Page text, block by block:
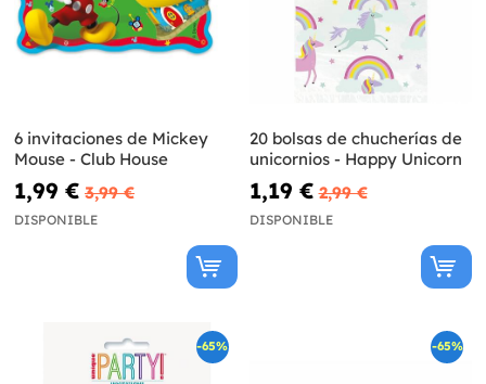
6 invitaciones de Mickey
Mouse - Club House
1,99 € 3,99 €
DISPONIBLE
20 bolsas de chucherías de
unicornios - Happy Unicorn
1,19 € 2,99 €
DISPONIBLE
-65% -65%